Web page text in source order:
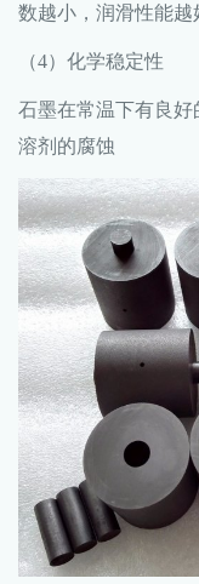
数越小，润滑性能越
（4）化学稳定性
石墨在常温下有良
溶剂的腐蚀